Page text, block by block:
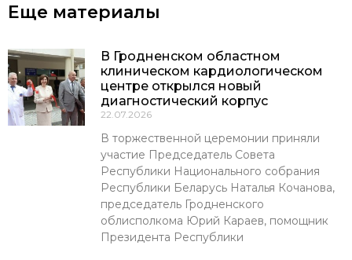
Еще материалы
В Гродненском областном
клиническом кардиологическом
центре открылся новый
диагностический корпус
22.07.2026
В торжественной церемонии приняли
участие Председатель Совета
Республики Национального собрания
Республики Беларусь Наталья Кочанова,
председатель Гродненского
облисполкома Юрий Караев, помощник
Президента Республики